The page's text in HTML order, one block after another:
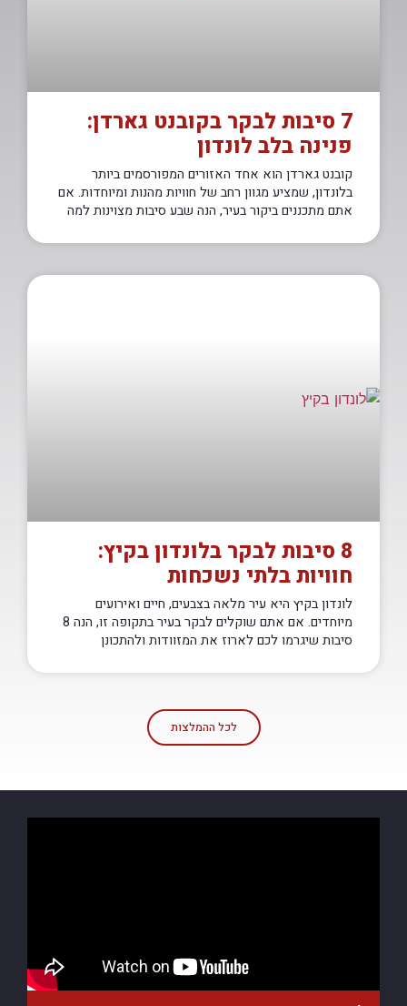
7 סיבות לבקר בקובנט גארדן:
פנינה בלב לונדון
קובנט גארדן הוא אחד האזורים המפורסמים ביותר
בלונדון, שמציע מגוון רחב של חוויות מהנות ומיוחדות. אם
אתם מתכננים ביקור בעיר, הנה שבע סיבות מצוינות למה
8 סיבות לבקר בלונדון בקיץ:
חוויות בלתי נשכחות
לונדון בקיץ היא עיר מלאה בצבעים, חיים ואירועים
מיוחדים. אם אתם שוקלים לבקר בעיר בתקופה זו, הנה 8
סיבות שיגרמו לכם לארוז את המזוודות ולהתכונן
לכל ההמלצות